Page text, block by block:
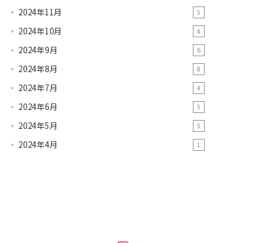
2024年11月 5
2024年10月 4
2024年9月 6
2024年8月 8
2024年7月 4
2024年6月 5
2024年5月 5
2024年4月 1